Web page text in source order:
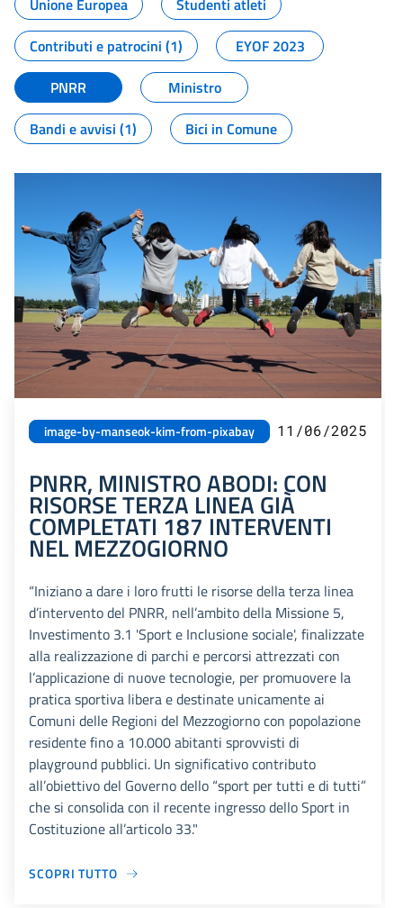
Unione Europea
Studenti atleti
Contributi e patrocini (1)
EYOF 2023
PNRR
Ministro
Bandi e avvisi (1)
Bici in Comune
image-by-manseok-kim-from-pixabay 11/06/2025
PNRR, MINISTRO ABODI: CON
RISORSE TERZA LINEA GIÀ
COMPLETATI 187 INTERVENTI
NEL MEZZOGIORNO
“Iniziano a dare i loro frutti le risorse della terza linea
d’intervento del PNRR, nell’ambito della Missione 5,
Investimento 3.1 'Sport e Inclusione sociale', finalizzate
alla realizzazione di parchi e percorsi attrezzati con
l’applicazione di nuove tecnologie, per promuovere la
pratica sportiva libera e destinate unicamente ai
Comuni delle Regioni del Mezzogiorno con popolazione
residente fino a 10.000 abitanti sprovvisti di
playground pubblici. Un significativo contributo
all’obiettivo del Governo dello “sport per tutti e di tutti”
che si consolida con il recente ingresso dello Sport in
Costituzione all’articolo 33."
SCOPRI TUTTO